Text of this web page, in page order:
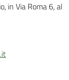
in Via Roma 6, al